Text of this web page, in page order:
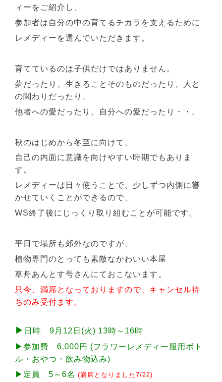
ィーをご紹介し、
参加者は自分の中の育てるチカラを支えるために
レメディーを選んでいただきます。
育てているのは子供だけではありません。
夢だったり、生きることそのものだったり、人と
の関わりだったり、
他者への愛だったり、自分への愛だったり・・。
秋のはじめから冬至に向けて、
自己の内面に意識を向けやすい時期でもありま
す。
レメディーは日々使うことで、少しずつ内側に響
かせていくことができるので、
WS終了後にじっくり取り組むことが可能です。
平日で場所も郊外なのですが、
植物専門のとっても素敵なかわいい本屋
草舟あんとす号さんにておこないます。
只今、満席となっておりますので、キャンセル待
ちのみ受付ます。
▶ 日時 9月12日(火) 13時～16時
▶参加費 6,000円 (フラワーレメディー服用ボト
ル・おやつ・飲み物込み)
▶定員 5～6名 (満席となりました7/22)